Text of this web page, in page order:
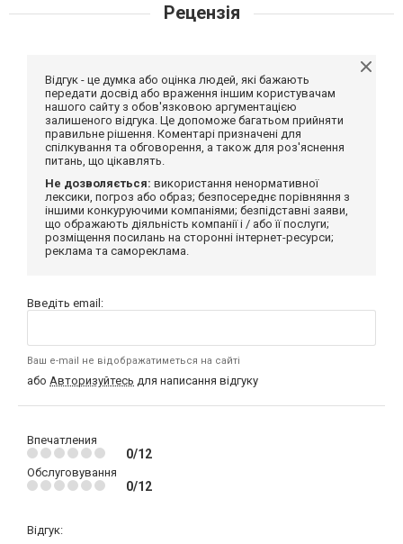
Рецензія
Відгук - це думка або оцінка людей, які бажають
передати досвід або враження іншим користувачам
нашого сайту з обов'язковою аргументацією
залишеного відгука. Це допоможе багатьом прийняти
правильне рішення. Коментарі призначені для
спілкування та обговорення, а також для роз'яснення
питань, що цікавлять.
Не дозволяється: використання ненормативної
лексики, погроз або образ; безпосереднє порівняння з
іншими конкуруючими компаніями; безпідставні заяви,
що ображають діяльність компанії і / або її послуги;
розміщення посилань на сторонні інтернет-ресурси;
реклама та самореклама.
Введіть email:
Ваш e-mail не відображатиметься на сайті
або Авторизуйтесь для написання відгуку
Впечатления
0/12
Обслуговування
0/12
Відгук: